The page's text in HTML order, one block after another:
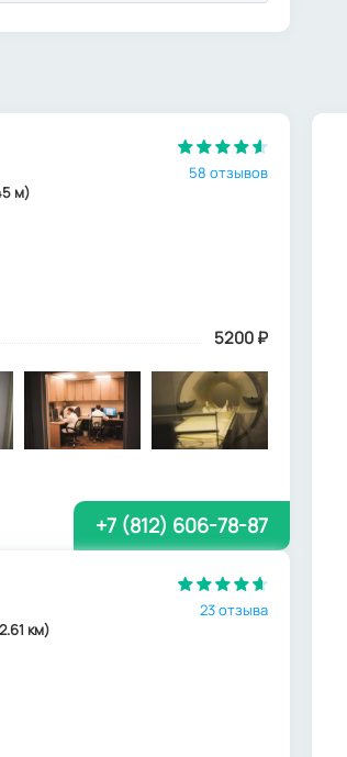
м)
58 отзывов
5200₽
+7 (812) 606-78-87
км)
23 отзыва